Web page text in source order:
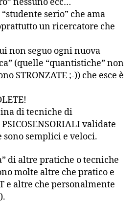
serio” che ama
un ricercatore che
non seguo ogni nuova
(quelle “quantistiche” non
STRONZATE ;-)) che esce è
di tecniche di
validate
sono semplici e veloci.
di altre pratiche o tecniche
molte altre che pratico e
e altre che personalmente